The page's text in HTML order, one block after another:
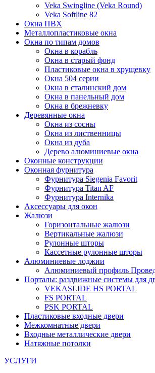
Veka Swingline (Veka Round)
Veka Softline 82
Окна ПВХ
Металлопластиковые окна
Окна по типам домов
Окна в корабль
Окна в старый фонд
Пластиковые окна в хрущевку
Окна 504 серии
Окна в сталинский дом
Окна в панельный дом
Окна в брежневку
Деревянные окна
Окна из сосны
Окна из лиственницы
Окна из дуба
Дерево алюминиевые окна
Оконные конструкции
Оконная фурнитура
Фурнитура Siegenia Favorit
Фурнитура Titan AF
Фурнитура Internika
Аксессуары для окон
Жалюзи
Горизонтальные жалюзи
Вертикальные жалюзи
Рулонные шторы
Кассетные рулонные шторы
Алюминиевые лоджии
Алюминиевый профиль
Порталы: раздвижные системы для
VEKASLIDE HS PORTAL
FS PORTAL
PSK PORTAL
Пластиковые входные двери
Межкомнатные двери
Входные металлические двери
Натяжные потолки
УСЛУГИ